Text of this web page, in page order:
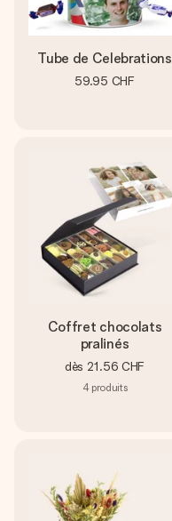
Tube de Celebrations
59.95 CHF
Coffret chocolats
pralinés
dès 21.56 CHF
4 produits